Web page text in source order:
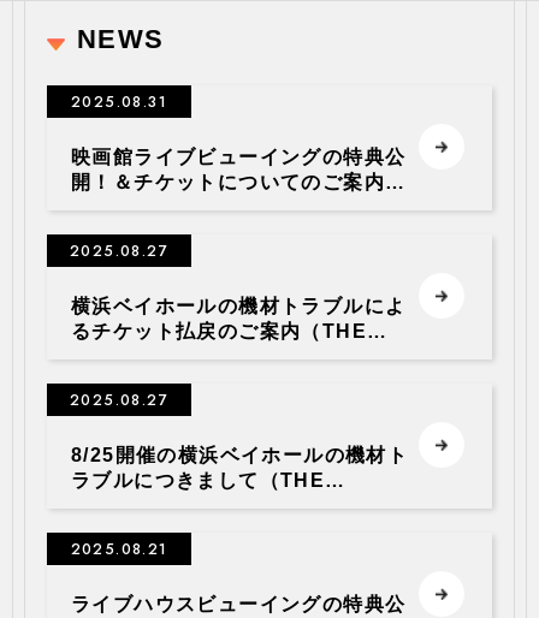
NEWS
2025.08.31
映画館ライブビューイングの特典公
開！＆チケットについてのご案内
Live Viewing)
2025.08.27
横浜ベイホールの機材トラブルによ
るチケット払戻のご案内（THE
Live Viewing）
2025.08.27
8/25開催の横浜ベイホールの機材ト
ラブルにつきまして（THE
Live Viewing）
2025.08.21
ライブハウスビューイングの特典公